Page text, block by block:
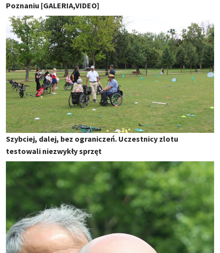
Poznaniu [GALERIA,VIDEO]
Szybciej, dalej, bez ograniczeń. Uczestnicy zlotu
testowali niezwykły sprzęt